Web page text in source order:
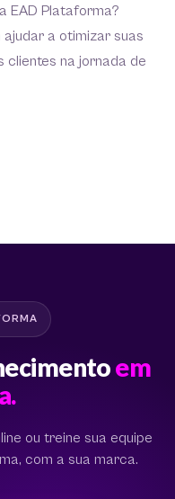
EAD Plataforma?
a otimizar suas
clientes na jornada de
em
ou treine sua equipe
com a sua marca.